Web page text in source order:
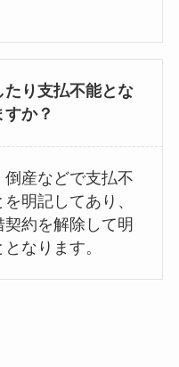
たり支払不能とな
か？
産などで支払不
明記してあり、
約を解除して明
なります。